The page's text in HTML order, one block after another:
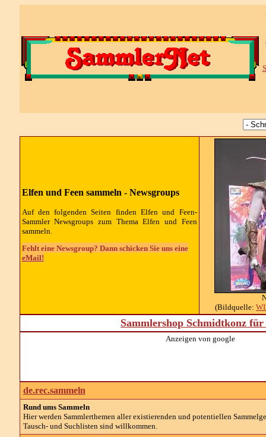
Elfen und Feen sammeln - Newsgroups
Auf den folgenden Seiten finden Elfen und Feen-
SammlerNewsgroups zum Thema Elfen und Feen
sammeln.
Fehlt eine Newsgroup? Dann schicken Sie uns eine
eMail!
(Bildquelle:
Sammlershop Schmidtkonz
Anzeigen von google
de.rec.sammeln
Rund ums Sammeln
Hier werden Sammlerthemen aller existierenden und potentiellen
Tausch- und Suchlisten sind willkommen.